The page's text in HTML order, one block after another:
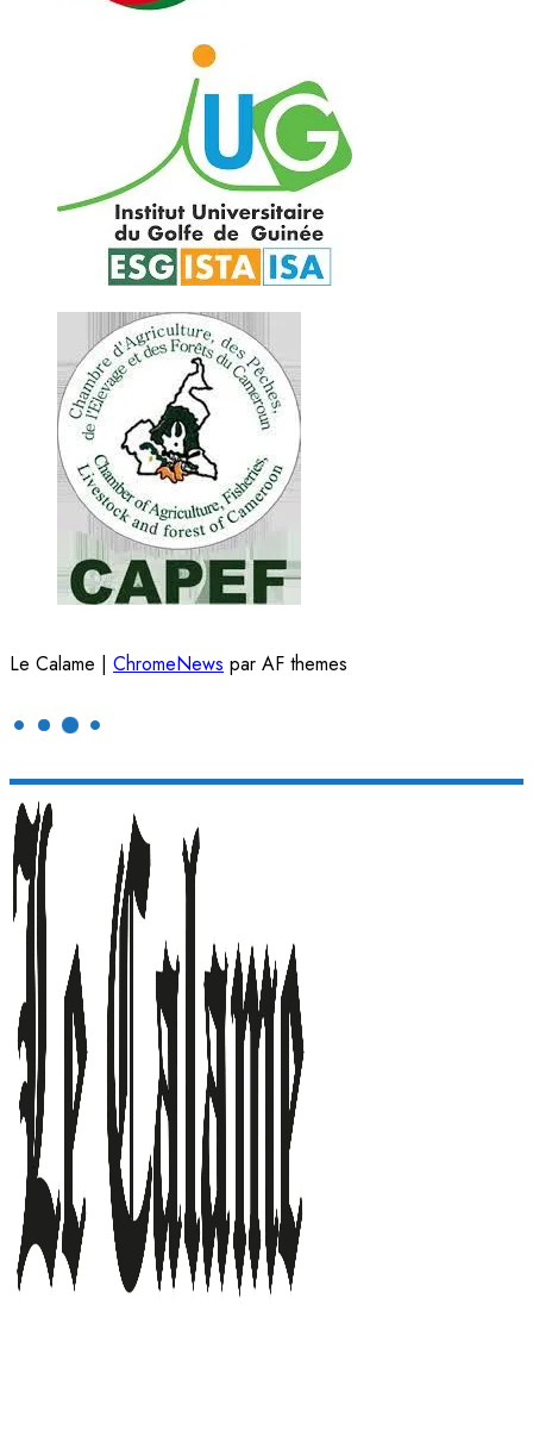
Le Calame | ChromeNews par AF themes